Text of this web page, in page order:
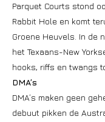
Parquet Courts stond
Rabbit Hole en komt
Groene Heuvels. In de
het Texaans-New
hooks, riffs en twangs
DMA’s
DMA’s maken geen
debuut pikken de